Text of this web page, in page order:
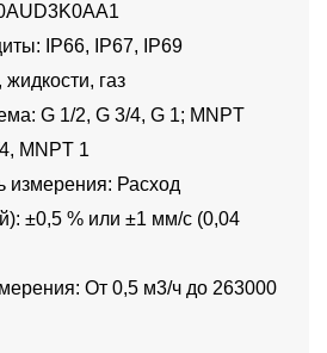
IP66, IP67, IP69
газ
G 1/2, G 3/4, G 1; MNPT
MNPT 1
измерения: Расход
±0,5 % или ±1 мм/с (0,04
От 0,5 м3/ч до 263000